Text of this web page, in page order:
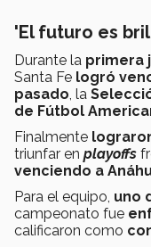
'El futuro es
Durante la primera
Santa Fe logró
pasado, la
de Fútbol
Finalmente
triunfar en playoffs
venciendo a
Para el equipo, uno
campeonato fue
calificaron como